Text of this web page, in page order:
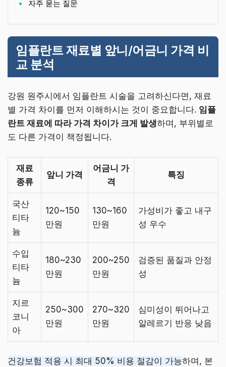
자주 묻는 질문
임플란트 재료별 앞니/어금니 가격 비
교 분석
강원 원주시에서 임플란트 시술을 고려하신다면, 재료
별 가격 차이를 먼저 이해하시는 것이 중요합니다. 임플
란트 재료에 따라 가격 차이가 크게 발생하며, 부위별로
도 다른 가격이 책정됩니다.
재료
종류
앞니 가격
어금니 가
격
특징
국산
티타
늄
120~150
만원
130~160
만원
가성비가 좋고 내구
성 우수
수입
티타
늄
180~230
만원
200~250
만원
검증된 품질과 안정
성
지르
코니
아
250~300
만원
270~320
만원
심미성이 뛰어나고
알레르기 반응 낮음
건강보험 적용 시 최대 50% 비용 절감이 가능하며, 본